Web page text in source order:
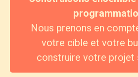
Nous prenons en
votre cible et votre
construire votre projet